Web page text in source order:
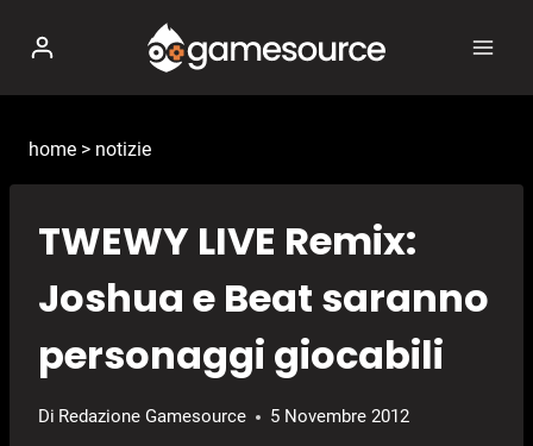
contenuto
home > notizie
TWEWY LIVE Remix:
Joshua e Beat saranno
personaggi giocabili
Di Redazione Gamesource 5 Novembre 2012